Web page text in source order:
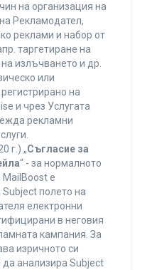
на организация на
Рекламодател,
реклами и набор от
таргетиране на
излъчването и др.
или
на
и чрез Услугата
рекламни
г.) „Съгласие за
“ - за нормалното
е
полето на
електронни
в неговия
кампания. За
изричното си
да анализира Subject